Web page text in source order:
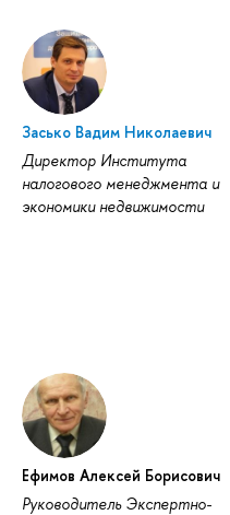
Засько Вадим Николаевич
Директор Института
налогового менеджмента и
экономики недвижимости
Ефимов Алексей Борисович
Руководитель Экспертно-